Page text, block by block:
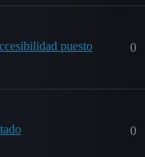
puesto 0
0